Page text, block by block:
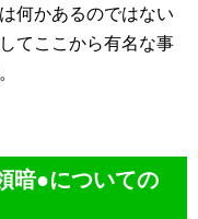
何かあるのではない
てここから有名な事
暗●についての